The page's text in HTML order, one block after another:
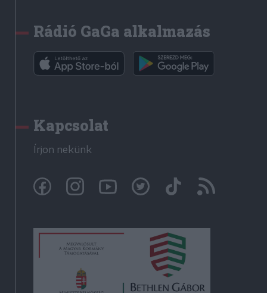
Rádió GaGa alkalmazás
Kapcsolat
Írjon nekünk